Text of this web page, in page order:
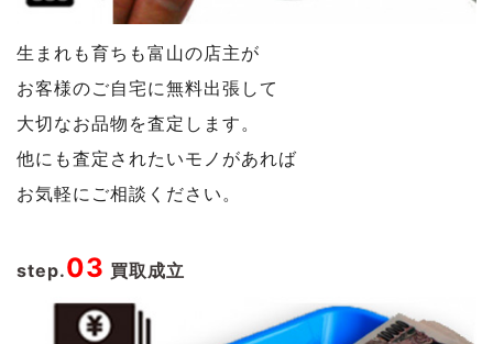
生まれも育ちも富山の店主が
お客様のご自宅に無料出張して
大切なお品物を査定します。
他にも査定されたいモノがあれば
お気軽にご相談ください。
step.03 買取成立